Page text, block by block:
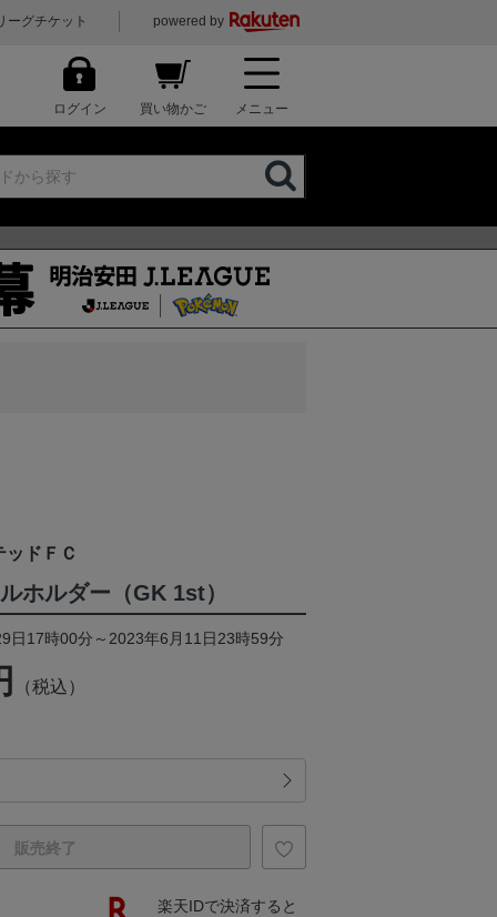
ーグチケット powered by
ログイン 買い物かご メニュー
ッドＦＣ
ホルダー（GK 1st）
日17時00分～2023年6月11日23時59分
（税込）
販売終了
楽天IDで決済すると